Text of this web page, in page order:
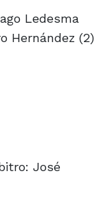
Ledesma
Hernández (2)
José